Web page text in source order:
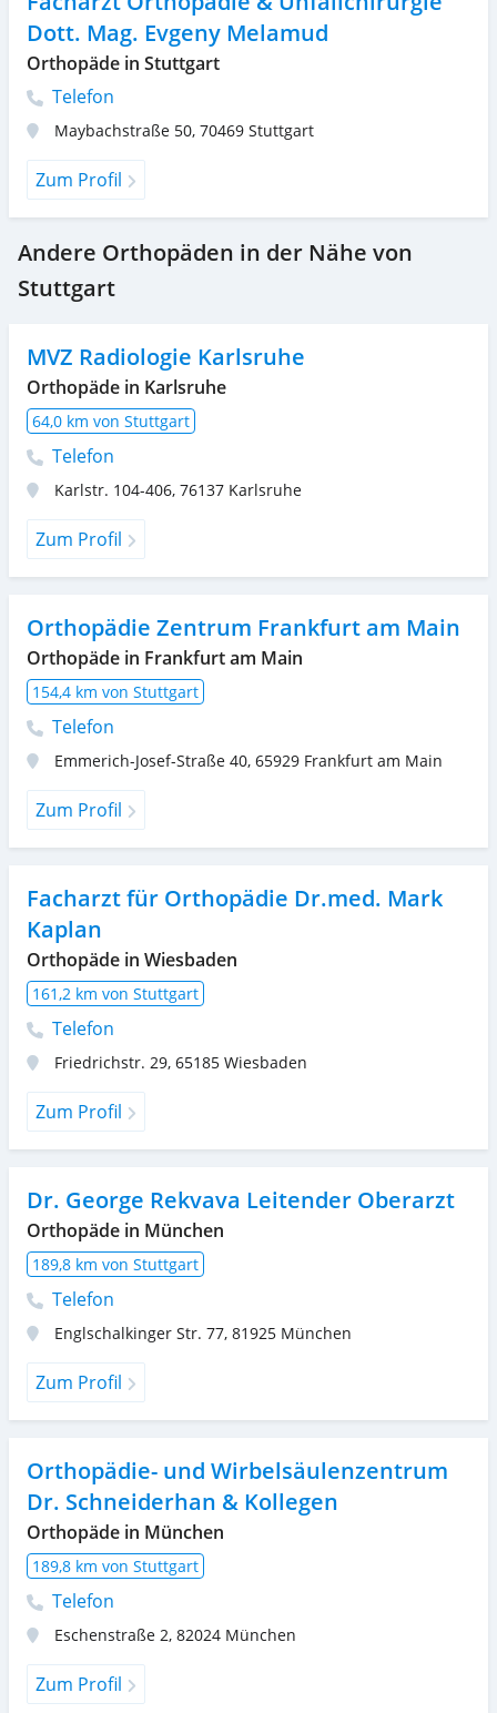
Dott. Mag. Evgeny Melamud
Orthopäde in Stuttgart
Telefon
Maybachstraße 50, 70469 Stuttgart
Zum Profil
Andere Orthopäden in der Nähe von
Stuttgart
MVZ Radiologie Karlsruhe
Orthopäde in Karlsruhe
64,0 km von Stuttgart
Telefon
Karlstr. 104-406, 76137 Karlsruhe
Zum Profil
Orthopädie Zentrum Frankfurt am Main
Orthopäde in Frankfurt am Main
154,4 km von Stuttgart
Telefon
Emmerich-Josef-Straße 40, 65929 Frankfurt am Main
Zum Profil
Facharzt für Orthopädie Dr.med. Mark
Kaplan
Orthopäde in Wiesbaden
161,2 km von Stuttgart
Telefon
Friedrichstr. 29, 65185 Wiesbaden
Zum Profil
Dr. George Rekvava Leitender Oberarzt
Orthopäde in München
189,8 km von Stuttgart
Telefon
Englschalkinger Str. 77, 81925 München
Zum Profil
Orthopädie- und Wirbelsäulenzentrum
Dr. Schneiderhan & Kollegen
Orthopäde in München
189,8 km von Stuttgart
Telefon
Eschenstraße 2, 82024 München
Zum Profil